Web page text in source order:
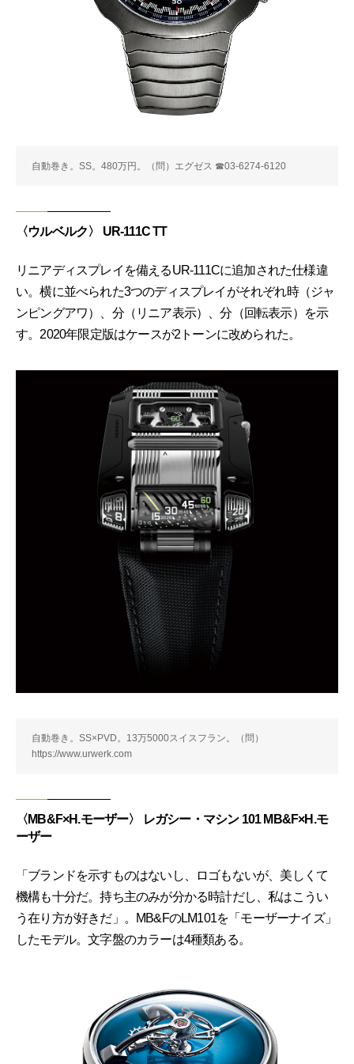
自動巻き。SS。480万円。（問）エグゼス ☎03-6274-6120
〈ウルベルク〉 UR-111C TT
リニアディスプレイを備えるUR-111Cに追加された仕様違
い。横に並べられた3つのディスプレイがそれぞれ時（ジャ
ンピングアワ）、分（リニア表示）、分（回転表示）を示
す。2020年限定版はケースが2トーンに改められた。
自動巻き。SS×PVD。13万5000スイスフラン。（問）
https://www.urwerk.com
〈MB&F×H.モーザー〉 レガシー・マシン 101 MB&F×H.モ
ーザー
「ブランドを示すものはないし、ロゴもないが、美しくて
機構も十分だ。持ち主のみが分かる時計だし、私はこうい
う在り方が好きだ」。MB&FのLM101を「モーザーナイズ」
したモデル。文字盤のカラーは4種類ある。